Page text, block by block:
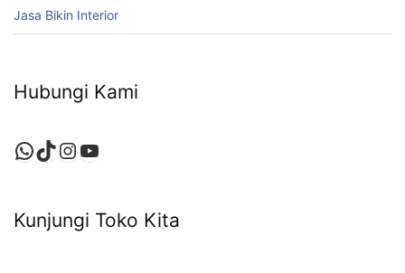
Jasa Bikin Interior
Hubungi Kami
WhatsApp
TikTok
Instagram
YouTube
Kunjungi Toko Kita